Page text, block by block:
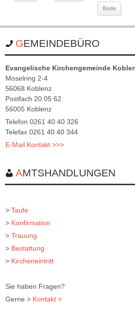
Ende
GEMEINDEBÜRO
Evangelische Kirchengemeinde
Moselring 2-4
56068 Koblenz
Postfach 20 05 62
56005 Koblenz
Telefon 0261 40 40 326
Telefax 0261 40 40 344
E-Mail Kontakt >>>
AMTSHANDLUNGEN
> Taufe
> Konfirmation
> Trauung
> Bestattung
> Kircheneintritt
Sie haben Fragen?
Gerne > Kontakt >